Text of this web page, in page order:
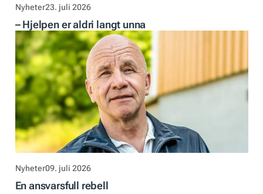
Nyheter23. juli 2026
– Hjelpen er aldri langt unna
Nyheter09. juli 2026
En ansvarsfull rebell